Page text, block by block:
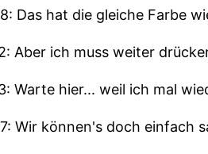
Das hat die gleiche Farbe
Aber ich muss weiter
Warte hier... weil ich mal
Wir können's doch einfach